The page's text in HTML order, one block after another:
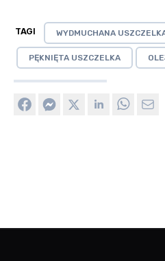
TAGI WYDMUCHANA
PĘKNIĘTA USZCZELKA